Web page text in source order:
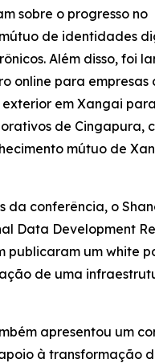
sobre o progresso no
de identidades
Além disso, foi
online para empresas
exterior em Xangai para
de Cingapura,
mútuo de
da conferência, o
Data Development
publicaram um white
de uma
apresentou um
à transformação